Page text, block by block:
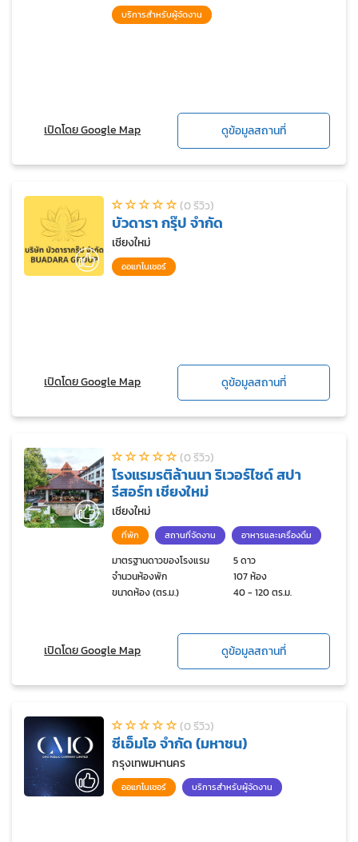
บริการสำหรับผู้จัดงาน
เปิดโดย Google Map ดูข้อมูลสถานที่
(0 รีวิว)
บัวดารา กรุ๊ป จำกัด
เชียงใหม่
ออแกไนเซอร์
เปิดโดย Google Map ดูข้อมูลสถานที่
(0 รีวิว)
โรงแรมรติล้านนา ริเวอร์ไซด์ สปา
รีสอร์ท เชียงใหม่
เชียงใหม่
ที่พัก สถานที่จัดงาน อาหารและเครื่องดื่ม
มาตรฐานดาวของโรงแรม
5 ดาว
จำนวนห้องพัก
107 ห้อง
ขนาดห้อง (ตร.ม.)
40 - 120 ตร.ม.
เปิดโดย Google Map ดูข้อมูลสถานที่
(0 รีวิว)
ซีเอ็มโอ จำกัด (มหาชน)
กรุงเทพมหานคร
ออแกไนเซอร์ บริการสำหรับผู้จัดงาน